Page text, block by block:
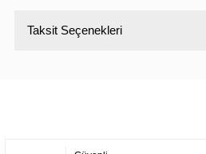
Taksit Seçenekleri